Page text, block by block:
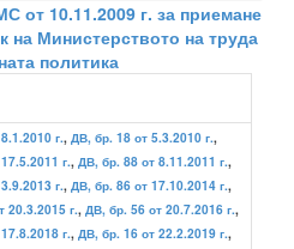
от 10.11.2009 г. за приемане
на Министерството на труда
политика
г., ДВ, бр. 18 от 5.3.2010 г.,
г., ДВ, бр. 88 от 8.11.2011 г.,
г., ДВ, бр. 86 от 17.10.2014 г.,
20.3.2015 г., ДВ, бр. 56 от 20.7.2016 г.,
г., ДВ, бр. 16 от 22.2.2019 г.,